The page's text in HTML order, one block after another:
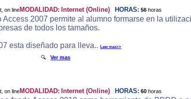
MODALIDAD: Internet (Online) HORAS: 56 horas
Access 2007 permite al alumno formarse en la
de todos los tamaños.
esta diseñado para lleva..Leer mas>>
🔍Ver mas
MODALIDAD: Internet (Online) HORAS: 60 horas